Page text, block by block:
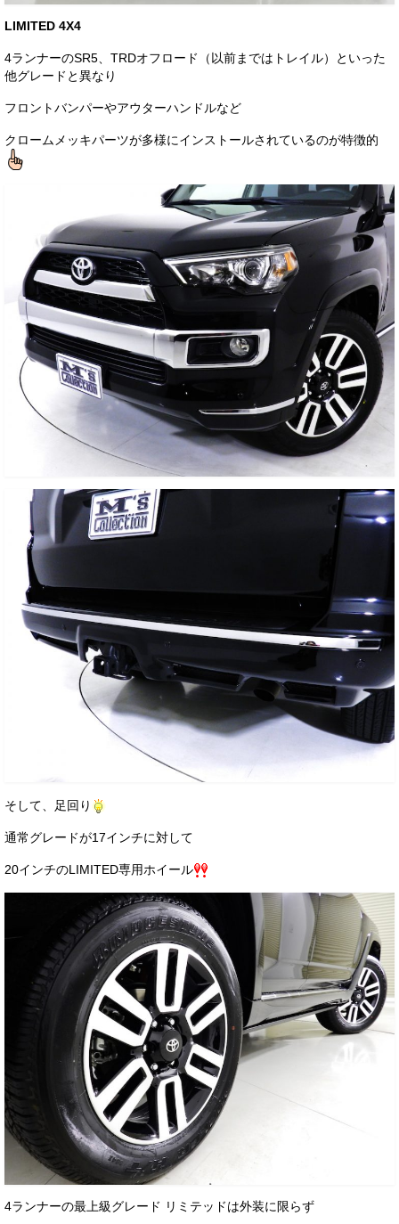
スタッフブログ
お問い合わせ
メールフォーム
LIMITED 4X4
4ランナーのSR5、TRDオフロード（以前まではトレイル）といった
他グレードと異なり
フロントバンパーやアウターハンドルなど
クロームメッキパーツが多様にインストールされているのが特徴的
そして、足回り
通常グレードが17インチに対して
20インチのLIMITED専用ホイール
4ランナーの最上級グレード リミテッドは外装に限らず